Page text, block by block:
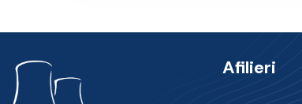
Afilieri